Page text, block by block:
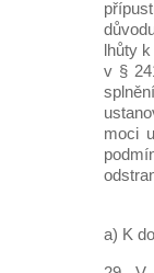
lhůty
v §
moci
a) K